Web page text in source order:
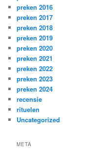
preken 2016
preken 2017
preken 2018
preken 2019
preken 2020
preken 2021
preken 2022
preken 2023
preken 2024
recensie
rituelen
Uncategorized
META